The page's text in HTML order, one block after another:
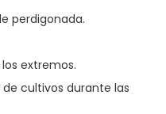
perdigonada.
extremos.
cultivos durante las